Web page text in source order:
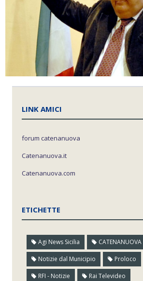
LINK AMICI
forum catenanuova
Catenanuova.it
Catenanuova.com
ETICHETTE
Agi News Sicilia CATENANUOVA
Notizie dal Municipio Proloco
RFI - Notizie Rai Televideo